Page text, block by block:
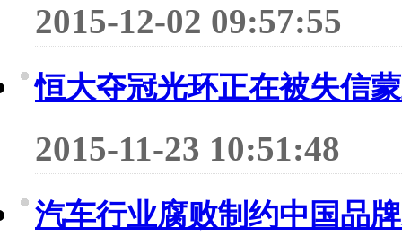
2015-12-02 09:57:55
恒大夺冠光环正在被失信
2015-11-23 10:51:48
汽车行业腐败制约中国品